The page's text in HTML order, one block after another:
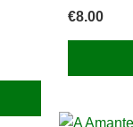
€8.00